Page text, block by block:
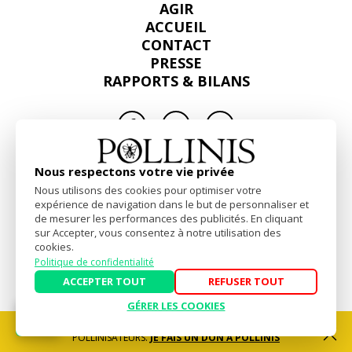
AGIR
ACCUEIL
CONTACT
PRESSE
RAPPORTS & BILANS
FacebookLinkedinInstagram
Mentions Légales-Politique de confidentialité
Website by
akiprod
POLLINISATEURS.JE FAIS UN DON À POLLINIS
Nous respectons votre vie privée
Nous utilisons des cookies pour optimiser votre
expérience de navigation dans le but de personnaliser et
de mesurer les performances des publicités. En cliquant
sur Accepter, vous consentez à notre utilisation des
cookies.
Politique de confidentialité
ACCEPTER TOUT
REFUSER TOUT
GÉRER LES COOKIES